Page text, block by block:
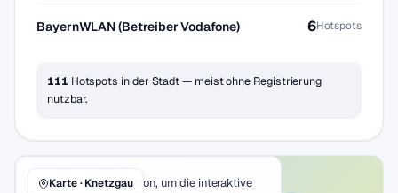
BayernWLAN (Betreiber Vodafone) 6Hotspots
111 Hotspots in der Stadt — meist ohne Registrierung
nutzbar.
Klicke auf den Button, um die interaktive
Karte · Knetzgau